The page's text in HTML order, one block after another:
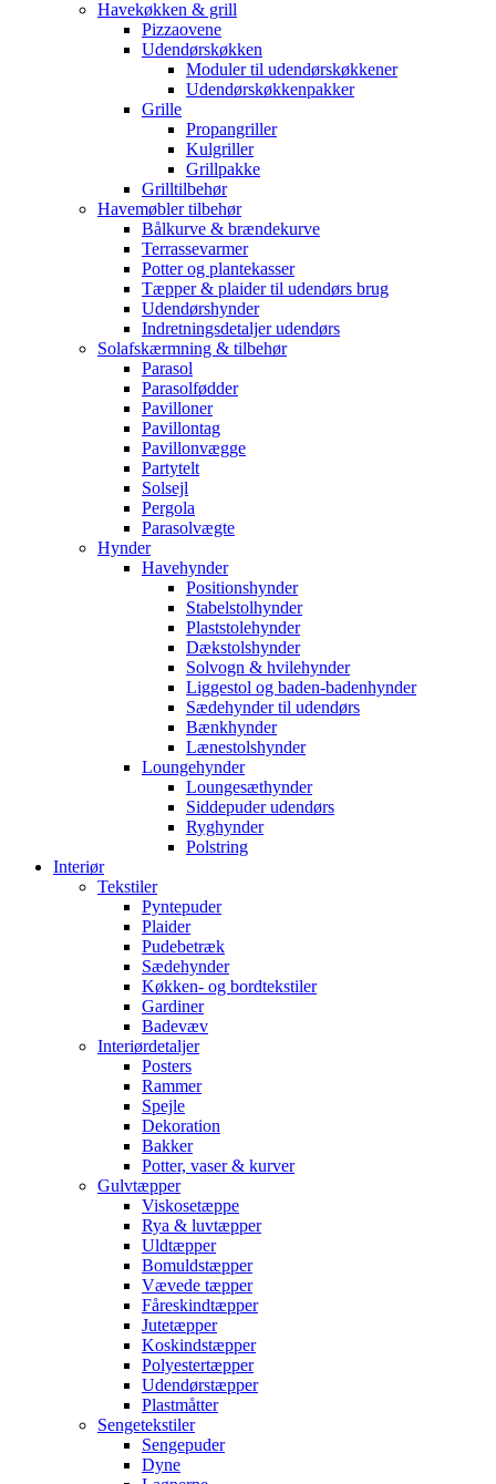
Havekøkken & grill
Pizzaovene
Udendørskøkken
Moduler til udendørskøkkener
Udendørskøkkenpakker
Grille
Propangriller
Kulgriller
Grillpakke
Grilltilbehør
Havemøbler tilbehør
Bålkurve & brændekurve
Terrassevarmer
Potter og plantekasser
Tæpper & plaider til udendørs brug
Udendørshynder
Indretningsdetaljer udendørs
Solafskærmning & tilbehør
Parasol
Parasolfødder
Pavilloner
Pavillontag
Pavillonvægge
Partytelt
Solsejl
Pergola
Parasolvægte
Hynder
Havehynder
Positionshynder
Stabelstolhynder
Plaststolehynder
Dækstolshynder
Solvogn & hvilehynder
Liggestol og baden-badenhynder
Sædehynder til udendørs
Bænkhynder
Lænestolshynder
Loungehynder
Loungesæthynder
Siddepuder udendørs
Ryghynder
Polstring
Interiør
Tekstiler
Pyntepuder
Plaider
Pudebetræk
Sædehynder
Køkken- og bordtekstiler
Gardiner
Badevæv
Interiørdetaljer
Posters
Rammer
Spejle
Dekoration
Bakker
Potter, vaser & kurver
Gulvtæpper
Viskosetæppe
Rya & luvtæpper
Uldtæpper
Bomuldstæpper
Vævede tæpper
Fåreskindtæpper
Jutetæpper
Koskindstæpper
Polyestertæpper
Udendørstæpper
Plastmåtter
Sengetekstiler
Sengepuder
Dyne